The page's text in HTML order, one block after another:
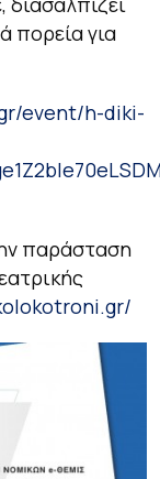
πορεία για
event/h-diki-
παράσταση